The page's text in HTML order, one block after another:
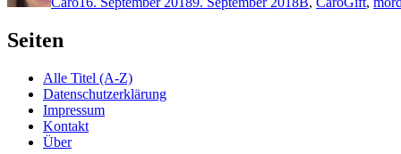
Seiten
Alle Titel (A-Z)
Datenschutzerklärung
Impressum
Kontakt
Über